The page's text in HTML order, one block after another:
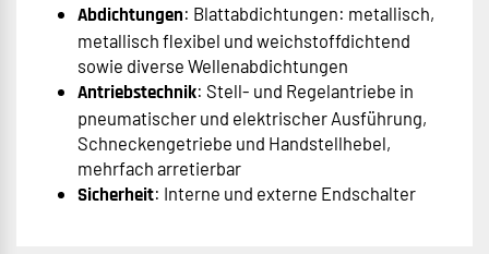
Abdichtungen: Blattabdichtungen: metallisch,
metallisch flexibel und weichstoffdichtend
sowie diverse Wellenabdichtungen
Antriebstechnik: Stell- und Regelantriebe in
pneumatischer und elektrischer Ausführung,
Schneckengetriebe und Handstellhebel,
mehrfach arretierbar
Sicherheit: Interne und externe Endschalter